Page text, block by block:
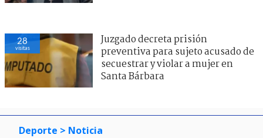
28
visitas
Juzgado decreta prisión
preventiva para sujeto acusado de
secuestrar y violar a mujer en
Santa Bárbara
Deporte > Noticia